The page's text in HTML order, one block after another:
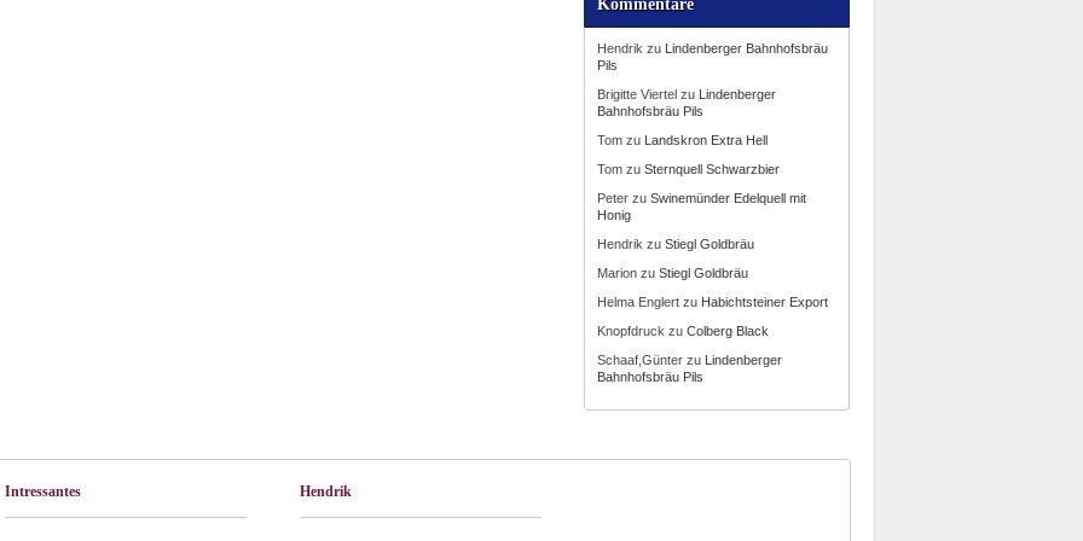
Kommentare
Hendrik zu Lindenberger Bahnhofsbräu
Pils
Brigitte Viertel zu Lindenberger
Bahnhofsbräu Pils
Tom zu Landskron Extra Hell
Tom zuSternquell Schwarzbier
Peter zuSwinemünder Edelquell mit
Honig
Hendrik zuStiegl Goldbräu
Marion zuStiegl Goldbräu
Helma Englert zu Habichtsteiner Export
Knopfdruck zuColberg Black
Schaaf,Günter zu Lindenberger
Bahnhofsbräu Pils
Intressantes Hendrik